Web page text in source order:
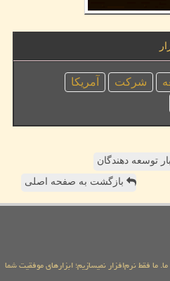
شركت
آمریكا
توسعه دهندگان
بازگشت به صفحه اصلی
ما فقط نرم‌افزار نمیسازیم؛ ابزارهای موفقیت شما